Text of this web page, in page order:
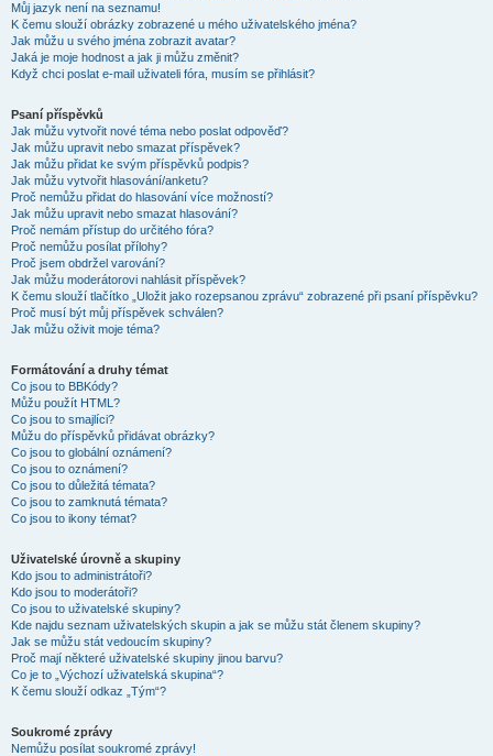
Můj jazyk není na seznamu!
K čemu slouží obrázky zobrazené u mého uživatelského jména?
Jak můžu u svého jména zobrazit avatar?
Jaká je moje hodnost a jak ji můžu změnit?
Když chci poslat e-mail uživateli fóra, musím se přihlásit?
Psaní příspěvků
Jak můžu vytvořit nové téma nebo poslat odpověď?
Jak můžu upravit nebo smazat příspěvek?
Jak můžu přidat ke svým příspěvků podpis?
Jak můžu vytvořit hlasování/anketu?
Proč nemůžu přidat do hlasování více možností?
Jak můžu upravit nebo smazat hlasování?
Proč nemám přístup do určitého fóra?
Proč nemůžu posílat přílohy?
Proč jsem obdržel varování?
Jak můžu moderátorovi nahlásit příspěvek?
K čemu slouží tlačítko „Uložit jako rozepsanou zprávu“ zobrazené při psaní příspěvku?
Proč musí být můj příspěvek schválen?
Jak můžu oživit moje téma?
Formátování a druhy témat
Co jsou to BBKódy?
Můžu použít HTML?
Co jsou to smajlíci?
Můžu do příspěvků přidávat obrázky?
Co jsou to globální oznámení?
Co jsou to oznámení?
Co jsou to důležitá témata?
Co jsou to zamknutá témata?
Co jsou to ikony témat?
Uživatelské úrovně a skupiny
Kdo jsou to administrátoři?
Kdo jsou to moderátoři?
Co jsou to uživatelské skupiny?
Kde najdu seznam uživatelských skupin a jak se můžu stát členem skupiny?
Jak se můžu stát vedoucím skupiny?
Proč mají některé uživatelské skupiny jinou barvu?
Co je to „Výchozí uživatelská skupina“?
K čemu slouží odkaz „Tým“?
Soukromé zprávy
Nemůžu posílat soukromé zprávy!